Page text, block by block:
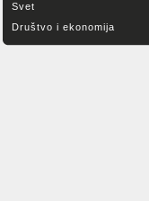
Svet
Društvo i ekonomija